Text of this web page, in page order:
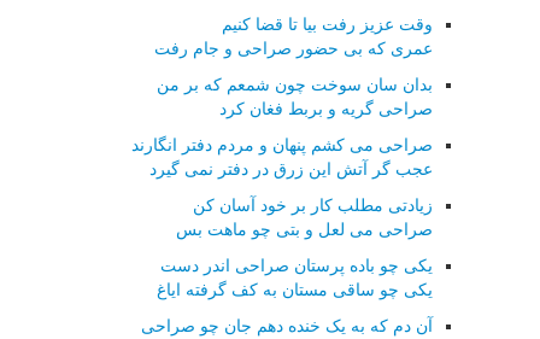
وقت عزیز رفت بیا تا قضا کنیم
عمری که بی حضور صراحی و جام رفت
بدان سان سوخت چون شمعم که بر من
صراحی گریه و بربط فغان کرد
صراحی می کشم پنهان و مردم دفتر انگارند
عجب گر آتش این زرق در دفتر نمی گیرد
زیادتی مطلب کار بر خود آسان کن
صراحی می لعل و بتی چو ماهت بس
یکی چو باده پرستان صراحی اندر دست
یکی چو ساقی مستان به کف گرفته ایاغ
آن دم که به یک خنده دهم جان چو صراحی